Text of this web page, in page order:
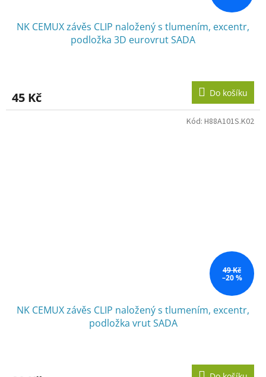
NK CEMUX závěs CLIP naložený s tlumením, excentr,
podložka 3D eurovrut SADA
45 Kč Do košíku
49 Kč
–20 %
NK CEMUX závěs CLIP naložený s tlumením, excentr,
podložka vrut SADA
Kód: H88A101S.K02